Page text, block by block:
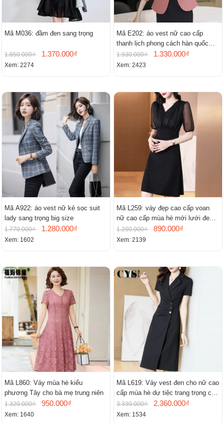
Mã M036: đầm đen sang trọng
1.850.000₫ 1.370.000₫
Xem: 2274
Mã E202: áo vest nữ cao cấp
thanh lịch phong cách hàn quốc
mới
1.930.000₫ 1.330.000₫
Xem: 2423
Mã A922: áo vest nữ kẻ sọc suit
lady sang trọng big size
1.770.000₫ 1.280.000₫
Xem: 1602
Mã L259: váy đẹp cao cấp voan
nữ cao cấp mùa hè mới lưới đen
cao cấp khí chất nhỏ tay ngắn
1.200.000₫ 890.000₫
Xem: 2139
Mã L860: Váy mùa hè kiểu
phương Tây cho bà mẹ trung niên
1.320.000₫ 950.000₫
Xem: 1640
Mã L619: Váy vest đen cho nữ cao
cấp mùa hè dự tiệc trang trọng cao
cấp
3.330.000₫ 2.360.000₫
Xem: 1534